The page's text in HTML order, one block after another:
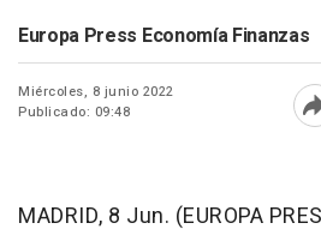
Europa Press Economía Finanzas
Miércoles, 8 junio 2022
Publicado: 09:48
MADRID, 8 Jun. (EUROPA